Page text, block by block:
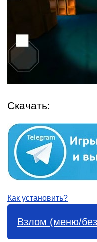
Скачать:
Как установить?
Взлом (меню/